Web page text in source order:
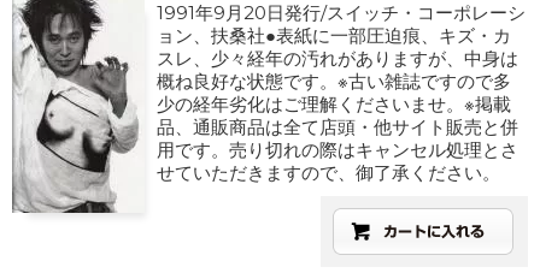
1991年9月20日発行/スイッチ・コーポレーシ
ョン、扶桑社●表紙に一部圧迫痕、キズ・カ
スレ、少々経年の汚れがありますが、中身は
概ね良好な状態です。※古い雑誌ですので多
少の経年劣化はご理解くださいませ。※掲載
品、通販商品は全て店頭・他サイト販売と併
用です。売り切れの際はキャンセル処理とさ
せていただきますので、御了承ください。